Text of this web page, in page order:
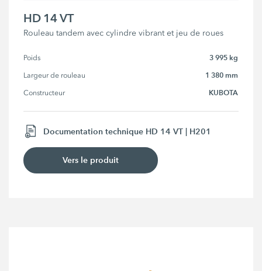
HD 14 VT
Rouleau tandem avec cylindre vibrant et jeu de roues
Poids 3 995 kg
Largeur de rouleau 1 380 mm
Constructeur KUBOTA
Documentation technique HD 14 VT | H201
Vers le produit